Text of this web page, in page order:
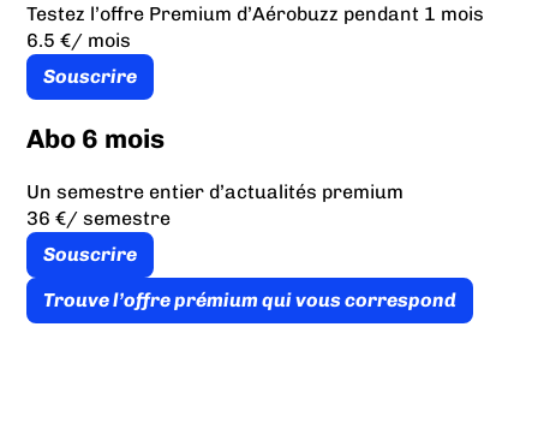
Testez l’offre Premium d’Aérobuzz pendant 1 mois
6.5 €/ mois
Souscrire
Abo 6 mois
Un semestre entier d’actualités premium
36 €/ semestre
Souscrire
Trouve l’offre prémium qui vous correspond